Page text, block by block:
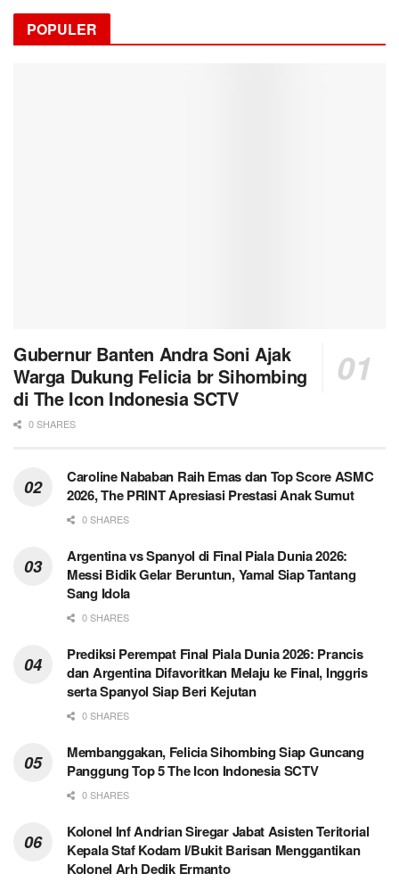
POPULER
Gubernur Banten Andra Soni Ajak
Warga Dukung Felicia br Sihombing
di The Icon Indonesia SCTV
0 SHARES
Caroline Nababan Raih Emas dan Top Score ASMC
2026, The PRINT Apresiasi Prestasi Anak Sumut
0 SHARES
Argentina vs Spanyol di Final Piala Dunia 2026:
Messi Bidik Gelar Beruntun, Yamal Siap Tantang
Sang Idola
0 SHARES
Prediksi Perempat Final Piala Dunia 2026: Prancis
dan Argentina Difavoritkan Melaju ke Final, Inggris
serta Spanyol Siap Beri Kejutan
0 SHARES
Membanggakan, Felicia Sihombing Siap Guncang
Panggung Top 5 The Icon Indonesia SCTV
0 SHARES
Kolonel Inf Andrian Siregar Jabat Asisten Teritorial
Kepala Staf Kodam I/Bukit Barisan Menggantikan
Kolonel Arh Dedik Ermanto